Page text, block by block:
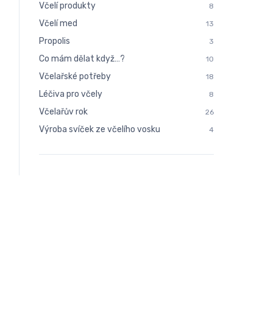
Včelí produkty 8
Včelí med 13
Propolis 3
Co mám dělat když…? 10
Včelařské potřeby 18
Léčiva pro včely 8
Včelařův rok 26
Výroba svíček ze včelího vosku 4